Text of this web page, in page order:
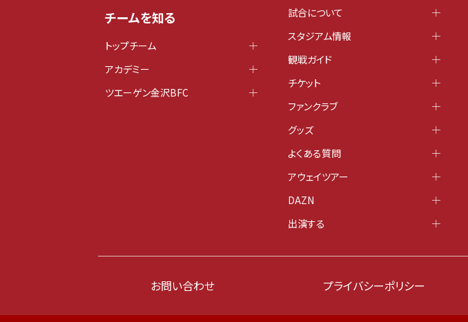
チームを知る
トップチーム
アカデミー
ツエーゲン金沢BFC
試合について
スタジアム情報
観戦ガイド
チケット
ファンクラブ
グッズ
よくある質問
アウェイツアー
DAZN
出演する
お問い合わせ プライバシーポリシー